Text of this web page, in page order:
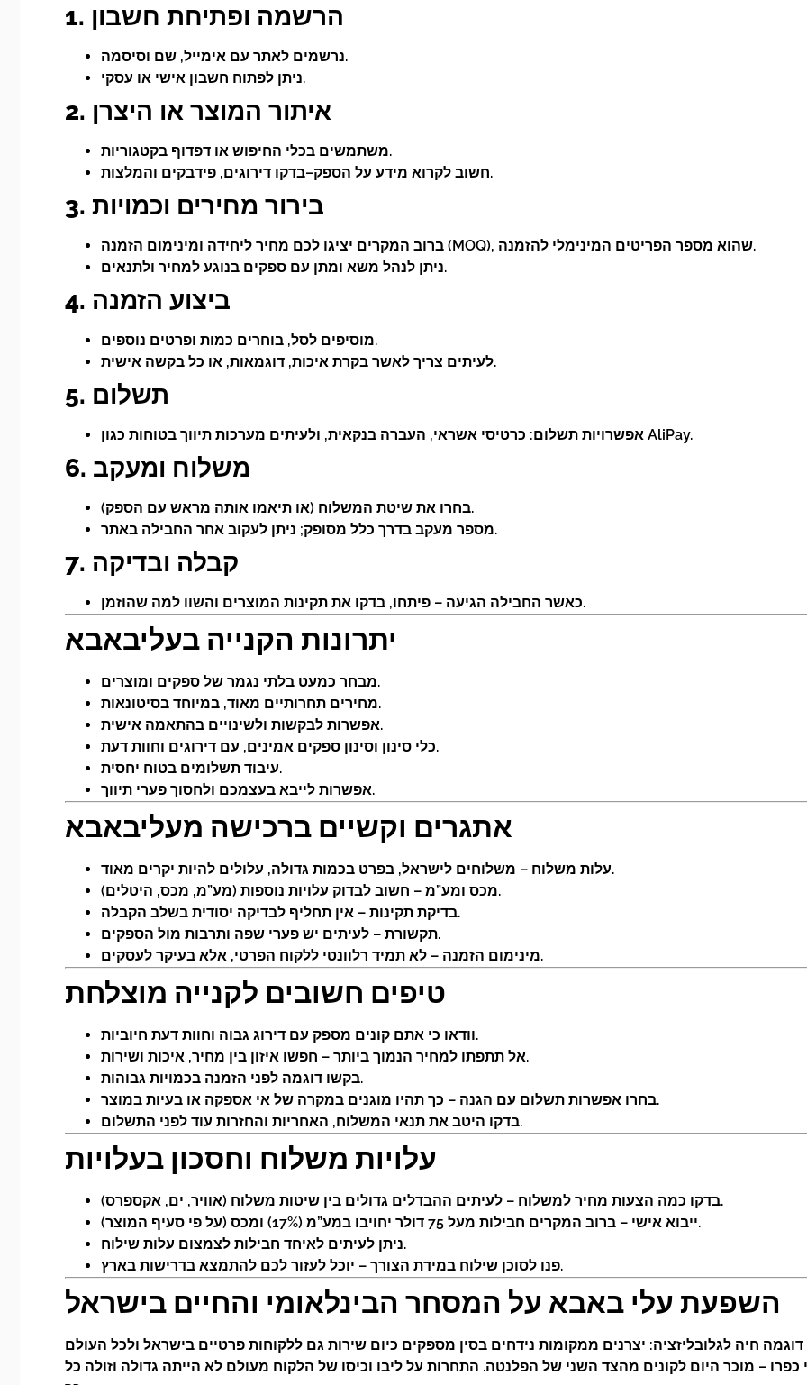
1. הרשמה ופתיחת חשבון
נרשמים לאתר עם אימייל, שם וסיסמה.
ניתן לפתוח חשבון אישי או עסקי.
2. איתור המוצר או היצרן
משתמשים בכלי החיפוש או דפדוף בקטגוריות.
חשוב לקרוא מידע על הספק–בדקו דירוגים, פידבקים והמלצות.
3. בירור מחירים וכמויות
ברוב המקרים יציגו לכם מחיר ליחידה ומינימום הזמנה (MOQ), שהוא מספר הפריטים המינימלי להזמנה.
ניתן לנהל משא ומתן עם ספקים בנוגע למחיר ולתנאים.
4. ביצוע הזמנה
מוסיפים לסל, בוחרים כמות ופרטים נוספים.
לעיתים צריך לאשר בקרת איכות, דוגמאות, או כל בקשה אישית.
5. תשלום
אפשרויות תשלום: כרטיסי אשראי, העברה בנקאית, ולעיתים מערכות תיווך בטוחות כגון AliPay.
6. משלוח ומעקב
בחרו את שיטת המשלוח (או תיאמו אותה מראש עם הספק).
מספר מעקב בדרך כלל מסופק; ניתן לעקוב אחר החבילה באתר.
7. קבלה ובדיקה
כאשר החבילה הגיעה – פיתחו, בדקו את תקינות המוצרים והשוו למה שהוזמן.
יתרונות הקנייה בעליבאבא
מבחר כמעט בלתי נגמר של ספקים ומוצרים.
מחירים תחרותיים מאוד, במיוחד בסיטונאות.
אפשרות לבקשות ולשינויים בהתאמה אישית.
כלי סינון וסינון ספקים אמינים, עם דירוגים וחוות דעת.
עיבוד תשלומים בטוח יחסית.
אפשרות לייבא בעצמכם ולחסוך פערי תיווך.
אתגרים וקשיים ברכישה מעליבאבא
עלות משלוח – משלוחים לישראל, בפרט בכמות גדולה, עלולים להיות יקרים מאוד.
מכס ומע”מ – חשוב לבדוק עלויות נוספות (מע”מ, מכס, היטלים).
בדיקת תקינות – אין תחליף לבדיקה יסודית בשלב הקבלה.
תקשורת – לעיתים יש פערי שפה ותרבות מול הספקים.
מינימום הזמנה – לא תמיד רלוונטי ללקוח הפרטי, אלא בעיקר לעסקים.
טיפים חשובים לקנייה מוצלחת
וודאו כי אתם קונים מספק עם דירוג גבוה וחוות דעת חיוביות.
אל תתפתו למחיר הנמוך ביותר – חפשו איזון בין מחיר, איכות ושירות.
בקשו דוגמה לפני הזמנה בכמויות גבוהות.
בחרו אפשרות תשלום עם הגנה – כך תהיו מוגנים במקרה של אי אספקה או בעיות במוצר.
בדקו היטב את תנאי המשלוח, האחריות והחזרות עוד לפני התשלום.
עלויות משלוח וחסכון בעלויות
בדקו כמה הצעות מחיר למשלוח – לעיתים ההבדלים גדולים בין שיטות משלוח (אוויר, ים, אקספרס).
ייבוא אישי – ברוב המקרים חבילות מעל 75 דולר יחויבו במע”מ (17%) ומכס (על פי סעיף המוצר).
ניתן לעיתים לאיחד חבילות לצמצום עלות שילוח.
פנו לסוכן שילוח במידת הצורך – יוכל לעזור לכם להתמצא בדרישות בארץ.
השפעת עלי באבא על המסחר הבינלאומי והחיים בישראל
– מוכר היום לקונים מהצד השני של הפלנטה. התחרות על ליבו וכיסו של הלקוח מעולם לא הייתה גדולה וזולה כל